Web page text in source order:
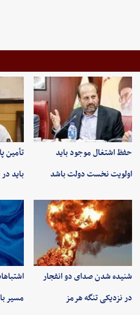
حفظ اشتغال موجود باید
اولویت نخست دولت باشد
تأمین
باید
شنیده شدن صدای دو انفجار
در نزدیکی تنگه هرمز
مسیر